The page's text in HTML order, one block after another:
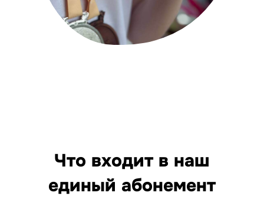
Что входит в наш
единый абонемент